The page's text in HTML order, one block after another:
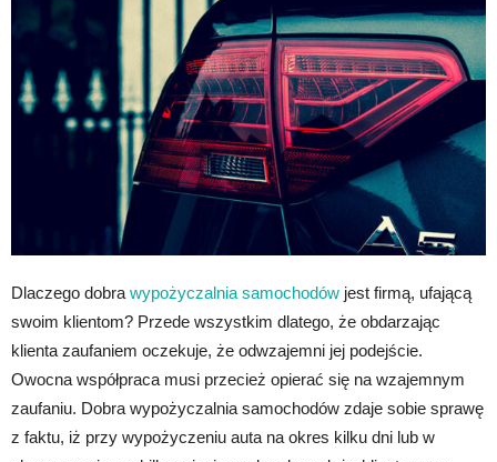
Dlaczego dobra wypożyczalnia samochodów jest firmą, ufającą
swoim klientom? Przede wszystkim dlatego, że obdarzając
klienta zaufaniem oczekuje, że odwzajemni jej podejście.
Owocna współpraca musi przecież opierać się na wzajemnym
zaufaniu. Dobra wypożyczalnia samochodów zdaje sobie sprawę
z faktu, iż przy wypożyczeniu auta na okres kilku dni lub w